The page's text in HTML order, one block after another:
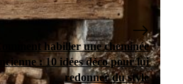
Comment habiller une cheminée
ancienne : 10 idées déco pour lui
redonner du style